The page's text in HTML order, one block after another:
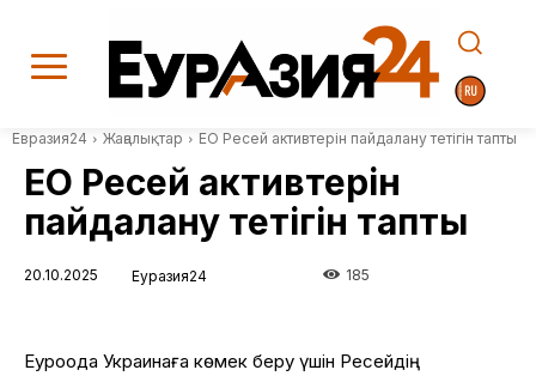
Евразия24 Жаңалықтар ЕО Ресей активтерін пайдалану тетігін тапты
ЕО Ресей активтерін
пайдалану тетігін тапты
20.10.2025 Еуразия24 185
Еуроодақ Украинаға көмек беру үшін Ресейдің